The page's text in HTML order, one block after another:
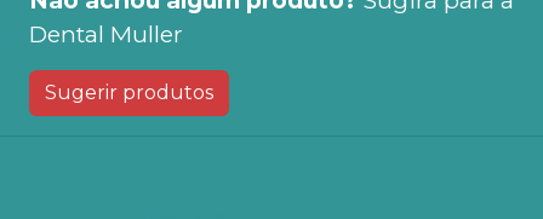
Dental Muller
Sugerir produtos